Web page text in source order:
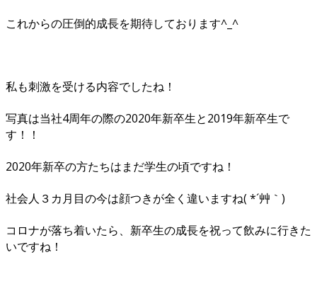
これからの圧倒的成長を期待しております^_^
私も刺激を受ける内容でしたね！
写真は当社4周年の際の2020年新卒生と2019年新卒生で
す！！
2020年新卒の方たちはまだ学生の頃ですね！
社会人３カ月目の今は顔つきが全く違いますね( *´艸｀)
コロナが落ち着いたら、新卒生の成長を祝って飲みに行きた
いですね！